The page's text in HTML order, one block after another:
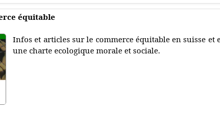
équitable
Infos et articles sur le commerce équitable en suisse
une charte ecologique morale et sociale.